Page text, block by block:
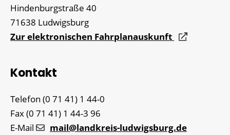
Hindenburgstraße 40
71638 Ludwigsburg
Zur elektronischen Fahrplanauskunft
Kontakt
Telefon (0 71 41) 1 44-0
Fax(0 71 41) 1 44-3 96
E-Mail
mail@landkreis-ludwigsburg.de